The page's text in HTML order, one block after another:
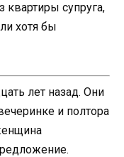
супруга,
хотя бы
лет назад. Они
и полтора